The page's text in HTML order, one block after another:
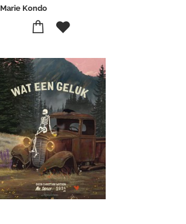
Marie Kondo